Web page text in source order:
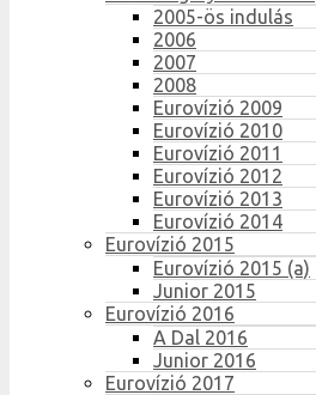
2005-ös indulás
2006
2007
2008
Eurovízió 2009
Eurovízió 2010
Eurovízió 2011
Eurovízió 2012
Eurovízió 2013
Eurovízió 2014
Eurovízió 2015
Eurovízió 2015 (a)
Junior 2015
Eurovízió 2016
A Dal 2016
Junior 2016
Eurovízió 2017